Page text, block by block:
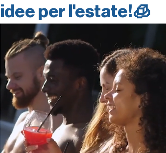
per l'estate!🧊